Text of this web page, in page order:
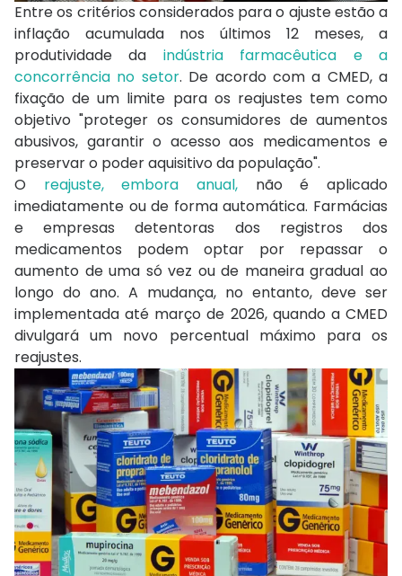
Entre os critérios considerados para o ajuste estão a
inflação acumulada nos últimos 12 meses, a
produtividade da indústria farmacêutica e a
concorrência no setor. De acordo com a CMED, a
fixação de um limite para os reajustes tem como
objetivo "proteger os consumidores de aumentos
abusivos, garantir o acesso aos medicamentos e
preservar o poder aquisitivo da população".
O reajuste, embora anual, não é aplicado
imediatamente ou de forma automática. Farmácias
e empresas detentoras dos registros dos
medicamentos podem optar por repassar o
aumento de uma só vez ou de maneira gradual ao
longo do ano. A mudança, no entanto, deve ser
implementada até março de 2026, quando a CMED
divulgará um novo percentual máximo para os
reajustes.